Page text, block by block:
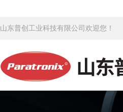
山东普创工业科技有限公司欢迎您！